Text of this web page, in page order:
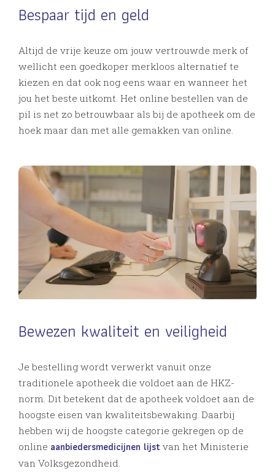
Bespaar tijd en geld
Altijd de vrije keuze om jouw vertrouwde merk of
wellicht een goedkoper merkloos alternatief te
kiezen en dat ook nog eens waar en wanneer het
jou het beste uitkomt. Het online bestellen van de
pil is net zo betrouwbaar als bij de apotheek om de
hoek maar dan met alle gemakken van online.
Bewezen kwaliteit en veiligheid
Je bestelling wordt verwerkt vanuit onze
traditionele apotheek die voldoet aan de HKZ-
norm. Dit betekent dat de apotheek voldoet aan de
hoogste eisen van kwaliteitsbewaking. Daarbij
hebben wij de hoogste categorie gekregen op de
online aanbiedersmedicijnen lijst van het Ministerie
van Volksgezondheid.